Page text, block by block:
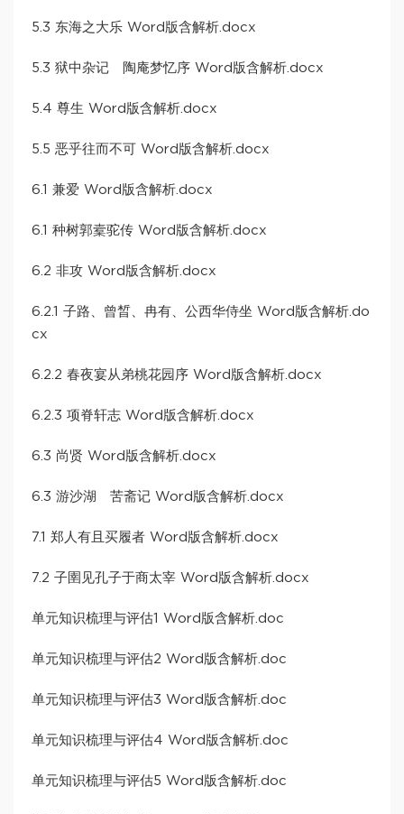
5.3 东海之大乐 Word版含解析.docx
5.3 狱中杂记 陶庵梦忆序 Word版含解析.docx
5.4 尊生 Word版含解析.docx
5.5 恶乎往而不可 Word版含解析.docx
6.1 兼爱 Word版含解析.docx
6.1 种树郭槖驼传 Word版含解析.docx
6.2 非攻 Word版含解析.docx
6.2.1 子路、曾晳、冉有、公西华侍坐 Word版含解析.do
cx
6.2.2 春夜宴从弟桃花园序 Word版含解析.docx
6.2.3 项脊轩志 Word版含解析.docx
6.3 尚贤 Word版含解析.docx
6.3 游沙湖 苦斋记 Word版含解析.docx
7.1 郑人有且买履者 Word版含解析.docx
7.2 子圉见孔子于商太宰 Word版含解析.docx
单元知识梳理与评估1 Word版含解析.doc
单元知识梳理与评估2 Word版含解析.doc
单元知识梳理与评估3 Word版含解析.doc
单元知识梳理与评估4 Word版含解析.doc
单元知识梳理与评估5 Word版含解析.doc